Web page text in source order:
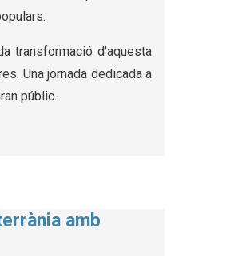
transformació d'aquesta
Una jornada dedicada a
públic.
amb